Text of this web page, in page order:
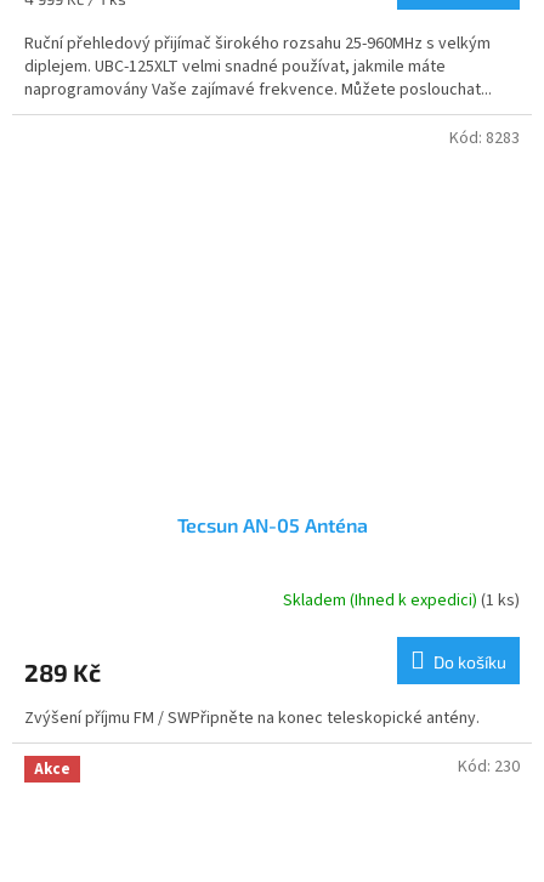
4,4
z
5
hvězdiček.
Ruční přehledový přijímač širokého rozsahu 25-960MHz s velkým
diplejem. UBC-125XLT velmi snadné používat, jakmile máte
naprogramovány Vaše zajímavé frekvence. Můžete poslouchat...
Tecsun AN-05 Anténa
Skladem (Ihned k expedici) (1 ks)
289 Kč Do košíku
Zvýšení příjmu FM / SWPřipněte na konec teleskopické antény.
Kód: 8283
Akce Kód: 230